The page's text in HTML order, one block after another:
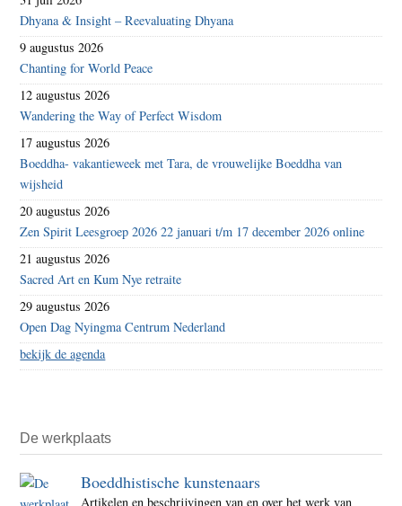
Dhyana & Insight – Reevaluating Dhyana
9 augustus 2026
Chanting for World Peace
12 augustus 2026
Wandering the Way of Perfect Wisdom
17 augustus 2026
Boeddha- vakantieweek met Tara, de vrouwelijke Boeddha van
wijsheid
20 augustus 2026
Zen Spirit Leesgroep 2026 22 januari t/m 17 december 2026 online
21 augustus 2026
Sacred Art en Kum Nye retraite
29 augustus 2026
Open Dag Nyingma Centrum Nederland
bekijk de agenda
De werkplaats
Boeddhistische kunstenaars
Artikelen en beschrijvingen van en over het werk van